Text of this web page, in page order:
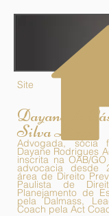
Site
Dayane de
Silva Lima
Advogada, sócia
Dayane Rodrigues
inscrita na OAB/
advocacia desde
área de Direito
Paulista de
Planejamento de
pela Dalmass,
Coach pela Act